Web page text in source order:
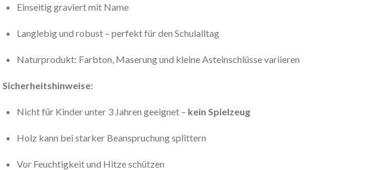
Einseitig graviert mit Name
Langlebig und robust – perfekt für den Schulalltag
Naturprodukt: Farbton, Maserung und kleine Asteinschlüsse variieren
Sicherheitshinweise:
Nicht für Kinder unter 3 Jahren geeignet – kein Spielzeug
Holz kann bei starker Beanspruchung splittern
Vor Feuchtigkeit und Hitze schützen